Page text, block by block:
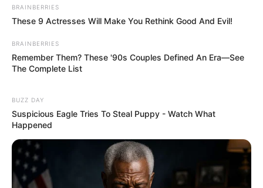
nossa família.
BRAINBERRIES
These 9 Actresses Will Make You Rethink Good And Evil!
BRAINBERRIES
Remember Them? These '90s Couples Defined An Era—See
The Complete List
BUZZ DAY
Suspicious Eagle Tries To Steal Puppy - Watch What
Happened